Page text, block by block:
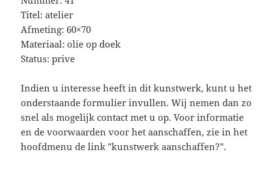
Titel: atelier
Afmeting: 60×70
Materiaal: olie op doek
Status: prive
Indien u interesse heeft in dit kunstwerk, kunt u het
onderstaande formulier invullen. Wij nemen dan zo
snel als mogelijk contact met u op. Voor informatie
en de voorwaarden voor het aanschaffen, zie in het
hoofdmenu de link "kunstwerk aanschaffen?".